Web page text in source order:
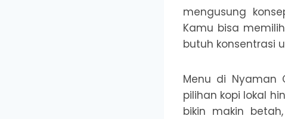
mengusung
Kamu bisa
butuh konsentrasi
Menu di Nyaman
pilihan kopi lokal
bikin makin